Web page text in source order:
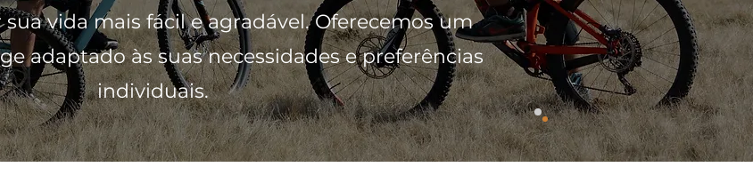
vida mais fácil e agradável. Oferecemos um
adaptado às suas necessidades e preferências
individuais.